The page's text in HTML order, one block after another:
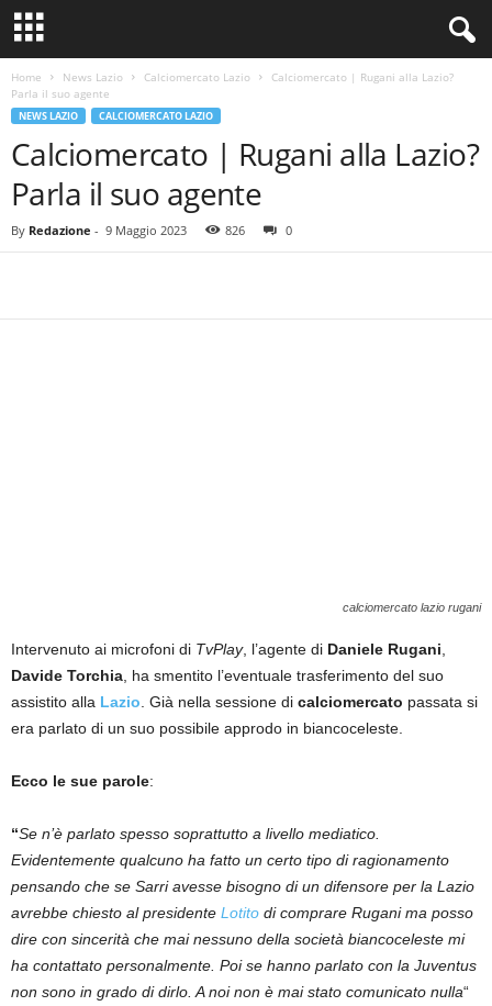
Home News Lazio Calciomercato Lazio
Calciomercato | Rugani alla Lazio?
Parla il suo agente
NEWS LAZIO CALCIOMERCATO LAZIO
Calciomercato | Rugani alla Lazio?
Parla il suo agente
By Redazione - 9 Maggio 2023 826 0
calciomercato lazio rugani
Intervenuto ai microfoni di TvPlay, l’agente di Daniele Rugani,
Davide Torchia, ha smentito l’eventuale trasferimento del suo
assistito alla Lazio. Già nella sessione di calciomercato passata si
era parlato di un suo possibile approdo in biancoceleste.
Ecco le sue parole:
“Se n’è parlato spesso soprattutto a livello mediatico.
Evidentemente qualcuno ha fatto un certo tipo di ragionamento
pensando che se Sarri avesse bisogno di un difensore per la Lazio
avrebbe chiesto al presidente Lotito di comprare Rugani ma posso
dire con sincerità che mai nessuno della società biancoceleste mi
ha contattato personalmente. Poi se hanno parlato con la Juventus
non sono in grado di dirlo. A noi non è mai stato comunicato nulla“